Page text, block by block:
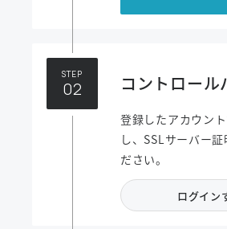
STEP コントロー
登録したアカウン
し、SSLサーバー
ださい。
ログイン